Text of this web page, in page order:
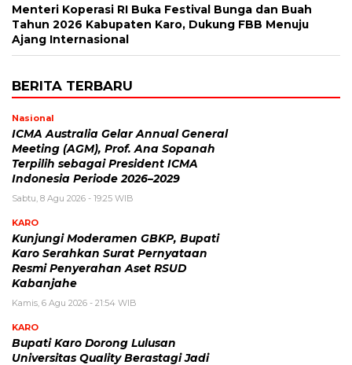
Menteri Koperasi RI Buka Festival Bunga dan Buah
Tahun 2026 Kabupaten Karo, Dukung FBB Menuju
Ajang Internasional
BERITA TERBARU
Nasional
ICMA Australia Gelar Annual General
Meeting (AGM), Prof. Ana Sopanah
Terpilih sebagai President ICMA
Indonesia Periode 2026–2029
Sabtu, 8 Agu 2026 - 19:25 WIB
KARO
Kunjungi Moderamen GBKP, Bupati
Karo Serahkan Surat Pernyataan
Resmi Penyerahan Aset RSUD
Kabanjahe
Kamis, 6 Agu 2026 - 21:54 WIB
KARO
Bupati Karo Dorong Lulusan
Universitas Quality Berastagi Jadi